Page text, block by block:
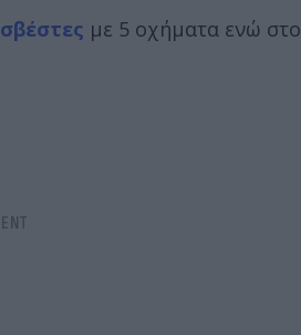
με 5 οχήματα ενώ